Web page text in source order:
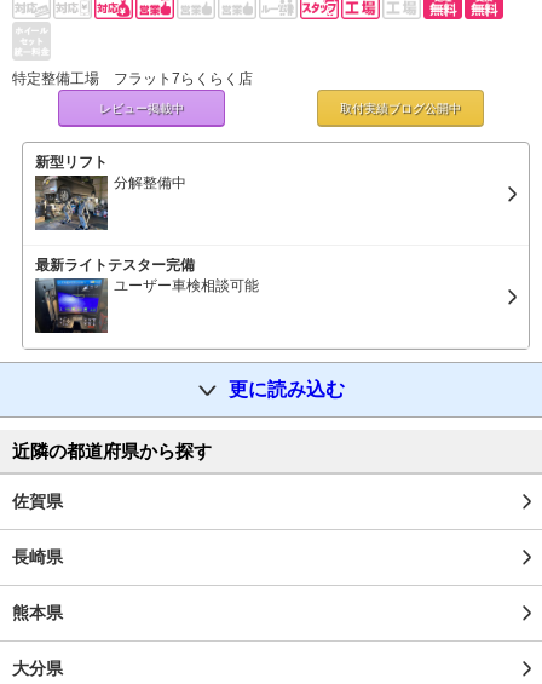
特定整備工場 フラット7らくらく店
レビュー掲載中 取付実績ブログ公開中
新型リフト
分解整備中
最新ライトテスター完備
ユーザー車検相談可能
更に読み込む
近隣の都道府県から探す
佐賀県
長崎県
熊本県
大分県